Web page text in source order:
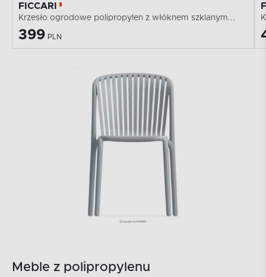
FICCARI
Krzesło ogrodowe polipropylen z włóknem szklanym...
399 PLN
Meble z polipropylenu